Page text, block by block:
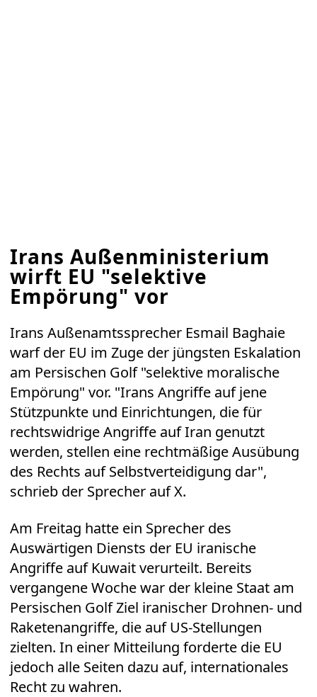
Irans Außenministerium
wirft EU "selektive
Empörung" vor
Irans Außenamtssprecher Esmail Baghaie
warf der EU im Zuge der jüngsten Eskalation
am Persischen Golf "selektive moralische
Empörung" vor. "Irans Angriffe auf jene
Stützpunkte und Einrichtungen, die für
rechtswidrige Angriffe auf Iran genutzt
werden, stellen eine rechtmäßige Ausübung
des Rechts auf Selbstverteidigung dar",
schrieb der Sprecher auf X.
Am Freitag hatte ein Sprecher des
Auswärtigen Diensts der EU iranische
Angriffe auf Kuwait verurteilt. Bereits
vergangene Woche war der kleine Staat am
Persischen Golf Ziel iranischer Drohnen- und
Raketenangriffe, die auf US-Stellungen
zielten. In einer Mitteilung forderte die EU
jedoch alle Seiten dazu auf, internationales
Recht zu wahren.